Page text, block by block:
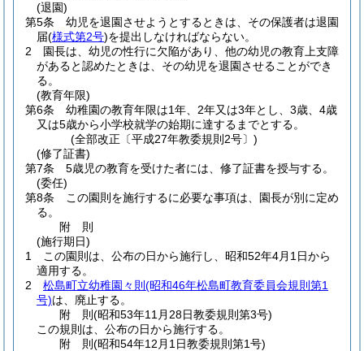
(退園)
第5条
幼児を退園させようとするときは、その保護者は退園
届(様式第2号)を提出しなければならない。
2
園長は、幼児の性行に欠陥があり、他の幼児の教育上支障
があると認めたときは、その幼児を退園させることができ
る。
(教育年限)
第6条
幼稚園の教育年限は1年、2年又は3年とし、3歳、4歳
又は5歳から小学校就学の始期に達するまでとする。
(全部改正〔平成27年教委規則2号〕)
(修了証書)
第7条
5歳児の教育を受けた者には、修了証書を授与する。
(委任)
第8条
この園則を施行するに必要な事項は、園長が別に定め
る。
附 則
(施行期日)
1
この園則は、公布の日から施行し、昭和52年4月1日から
適用する。
2
松島町立幼稚園々則 (昭和46年松島町教育委員会規則第1
号)は、廃止する。
附 則(昭和53年11月28日教委規則第3号)
この規則は、公布の日から施行する。
附 則(昭和54年12月1日教委規則第1号)